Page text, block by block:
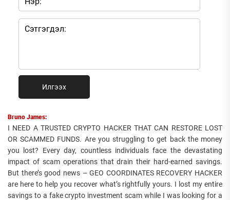
Илгээх
Bruno James:
I NEED A TRUSTED CRYPTO HACKER THAT CAN RESTORE LOST
OR SCAMMED FUNDS. Are you struggling to get back the money
you lost? Every day, countless individuals face the devastating
impact of scam operations that drain their hard-earned savings.
But there’s good news – GEO COORDINATES RECOVERY HACKER
are here to help you recover what’s rightfully yours. I lost my entire
savings to a fake crypto investment scam while I was looking for a